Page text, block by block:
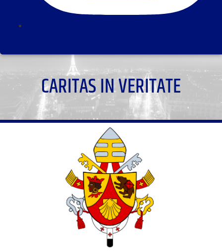
CARITAS IN VERITATE